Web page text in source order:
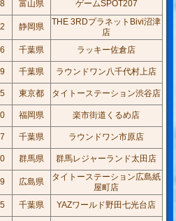
富山県 ゲームSPOT207
静岡県
THE 3RDプラネットBivi沼津
店
千葉県 ラッキー佐倉店
千葉県 ラウンドワン八千代村上店
東京都 タイトーステーション渋谷店
福岡県 楽市街道くるめ店
千葉県 ラウンドワン市原店
群馬県 群馬レジャーランド太田店
広島県
タイトーステーション広島紙
屋町店
千葉県 YAZワールド野田七光台店